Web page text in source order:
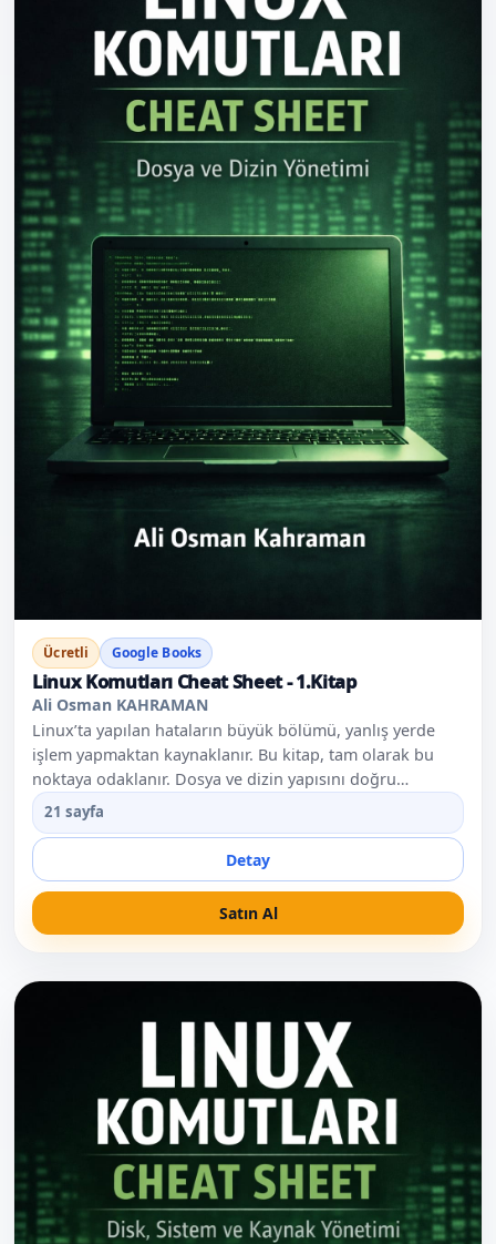
Ücretli Google Books
Linux Komutları Cheat Sheet - 1.Kitap
Ali Osman KAHRAMAN
Linux’ta yapılan hataların büyük bölümü, yanlış yerde
işlem yapmaktan kaynaklanır. Bu kitap, tam olarak bu
noktaya odaklanır. Dosya ve dizin yapısını doğru
okumayı, nerede durduğunu bilmeyi ve terminalle
güvenli şekilde çalışmayı öğretir. Ama bunu komut
ezberleterek değil, doğru alışkanlıklar kazandırarak
yapar. Bu kitapta; dosya sistemi mantığı, temel ama kritik
komutlar, sahada sık yapılan hatalar net ve pratik bir dille
ele alınır. Linux’ta sağlam ilerlemek isteyen herkes için
21 sayfa
Detay
Satın Al